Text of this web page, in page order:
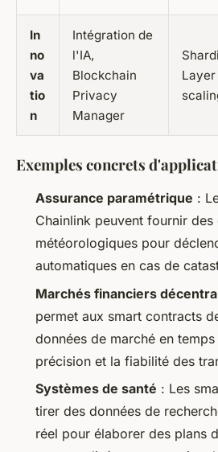
In
no
va
tio
n
Intégration de
l'IA,
Blockchain
Privacy
Manager
Layer
Exemples concrets
Assurance paramétrique :
Chainlink peuvent fournir des
météorologiques pour
automatiques en cas de
Marchés financiers
permet aux smart contracts
données de marché en
précision et la fiabilité des
Systèmes de santé : Les
tirer des données de
réel pour élaborer des plans